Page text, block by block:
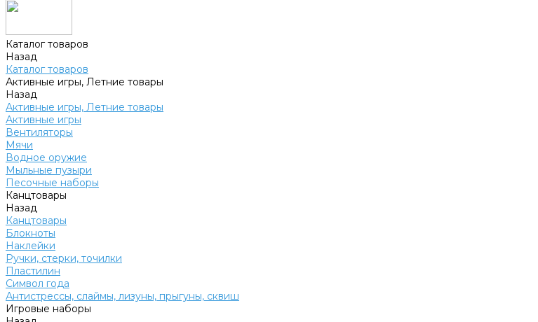
Каталог товаров
Назад
Каталог товаров
Активные игры, Летние товары
Назад
Активные игры, Летние товары
Активные игры
Вентиляторы
Мячи
Водное оружие
Мыльные пузыри
Песочные наборы
Канцтовары
Назад
Канцтовары
Блокноты
Наклейки
Ручки, стерки, точилки
Пластилин
Символ года
Антистрессы, слаймы, лизуны, прыгуны, сквиш
Игровые наборы